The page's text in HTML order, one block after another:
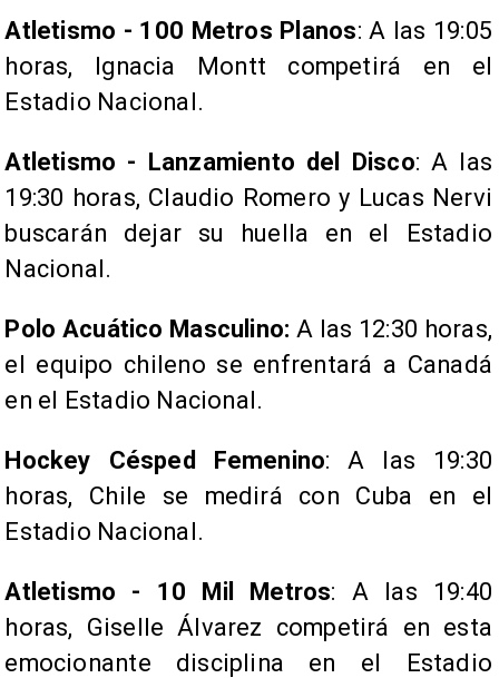
Atletismo - 100 Metros Planos: A las 19:05
horas, Ignacia Montt competirá en el
Estadio Nacional.
Atletismo - Lanzamiento del Disco: A las
19:30 horas, Claudio Romero y Lucas Nervi
buscarán dejar su huella en el Estadio
Nacional.
Polo Acuático Masculino: A las 12:30 horas,
el equipo chileno se enfrentará a Canadá
en el Estadio Nacional.
Hockey Césped Femenino: A las 19:30
horas, Chile se medirá con Cuba en el
Estadio Nacional.
Atletismo - 10 Mil Metros: A las 19:40
horas, Giselle Álvarez competirá en esta
emocionante disciplina en el Estadio